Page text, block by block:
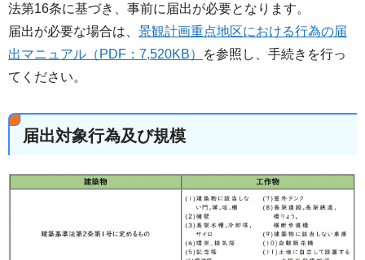
法第16条に基づき、事前に届出が必要となります。
届出が必要な場合は、 景観計画重点地区における行為の届
出マニュアル（PDF：7,520KB）
を参照し、手続きを行っ
てください。
届出対象行為及び規模